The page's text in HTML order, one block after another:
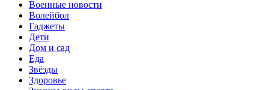
Военные новости
Волейбол
Гаджеты
Дети
Дом и сад
Еда
Звёзды
Здоровье